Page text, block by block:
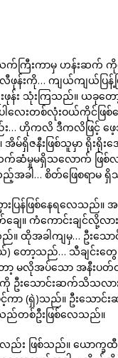
ြီးကာမှ ဟန်းဆက် ကို
… ကျယ်ကျယ်ပြန့်ပြန့်…
းဖုန်း သုံးကြသည်။ ယ
ေါလေးတစ်လုံးဝယ်ကိုင်ဖ
ဟိုကလိ ဒီကလိဖြင့် ဖေ့
ဇနီးဖြစ်သူမှာ ရိုးရိုး
က်ဆံမှုမရှိသလောက် ဖြစ်
ည့်အခါ… စိတ်ဖြေစရာ
ြန်ဖြစ်နေရလေသည်။
ေ။ ကံကောင်းချင်လို့လ
။ ထိုအခါကျမှ… ဦးသေ
ော့သည်… သီချင်းတွေ
မလိုအပ်သော အနီးပတ်ဝ
းသောင်းဆက်သိသလာ
ာ (ရှဲ)သည်။ ဦးသောင်
ည်တစ်ဦးဖြစ်လေသည်။
း ဖြစ်သည်။ ယောက္ခထီး